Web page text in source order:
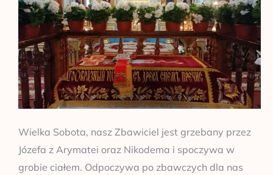
Wielka Sobota, nasz Zbawiciel jest grzebany przez
Józefa z Arymatei oraz Nikodema i spoczywa w
grobie ciałem. Odpoczywa po zbawczych dla nas